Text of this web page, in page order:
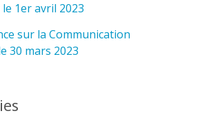
1er avril 2023
sur la Communication
30 mars 2023